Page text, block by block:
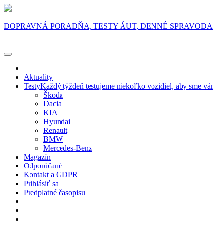
DOPRAVNÁ PORADŇA, TESTY ÁUT, DENNÉ
Aktuality
TestyKaždý týždeň testujeme niekoľko vozidiel, aby sme
Škoda
Dacia
KIA
Hyundai
Renault
BMW
Mercedes-Benz
Magazín
Odporúčané
Kontakt a GDPR
Prihlásiť sa
Predplatné časopisu